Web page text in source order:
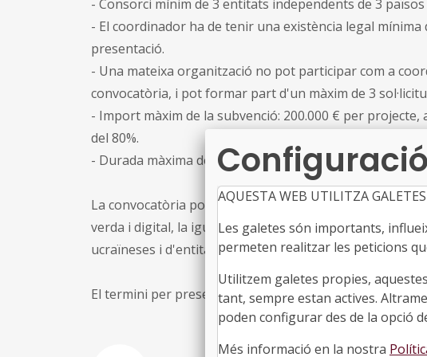
- Consorci mínim de 3 entitats independents de 3
- El coordinador ha de tenir una existència legal mínima
presentació.
- Una mateixa organització no pot participar com a
convocatòria, i pot formar part d'un màxim de 3
- Import màxim de la subvenció: 200.000 € per
del 80%.
- Durada màxima dels projectes: 48 mesos.
La convocatòria posa especial èmfasi en la dimensió
verda i digital, la igualtat de gènere i la inclusió, i
ucraïneses i d'entitats de regions perifèriques i rurals.
El termini per presentar candidatures és el 5 de maig de
AQUESTA WEB UTILITZA GALETES
Les galetes són importants,
permeten realitzar les peticions
Utilitzem galetes propies,
tant, sempre estan actives.
poden configurar des de la opció
Més informació en la nostra